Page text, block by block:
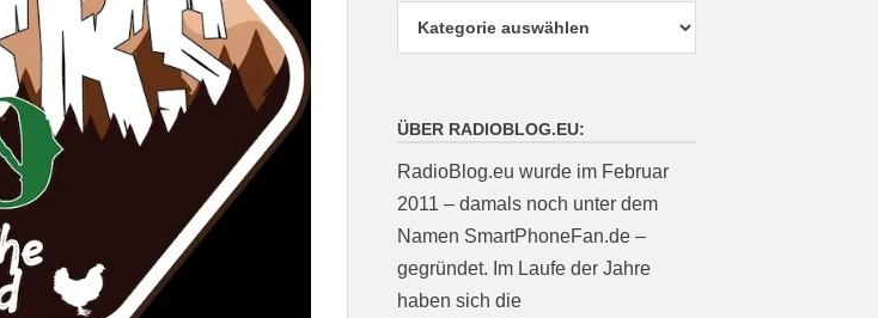
ÜBER RADIOBLOG.EU:
RadioBlog.eu wurde im Februar
2011 – damals noch unter dem
Namen SmartPhoneFan.de –
gegründet. Im Laufe der Jahre
haben sich die